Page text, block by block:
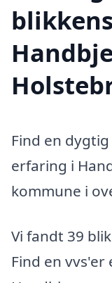
Find en
erfaring i
kommune i
Vi fandt 39
Find en